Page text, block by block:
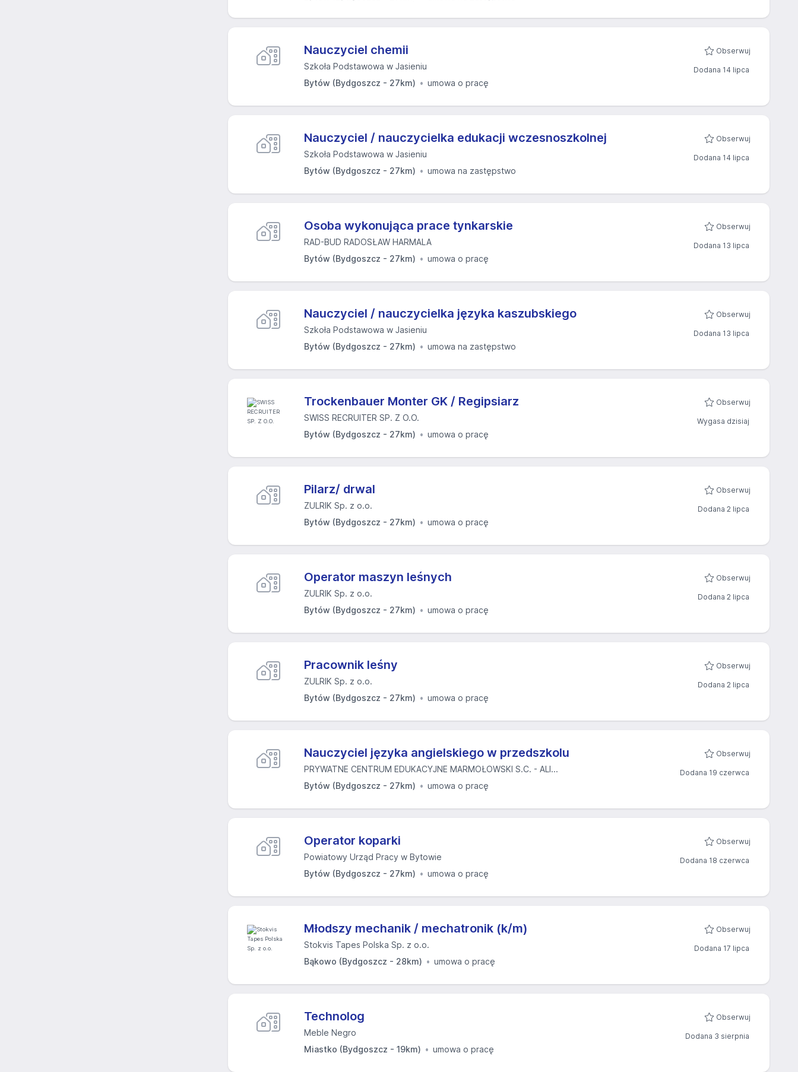
Nauczyciel chemii
Szkoła Podstawowa w Jasieniu
Bytów (Bydgoszcz - 27km)
umowa o pracę
Obserwuj
Dodana 14 lipca
Nauczyciel / nauczycielka edukacji wczesnoszkolnej
Szkoła Podstawowa w Jasieniu
Bytów (Bydgoszcz - 27km)
umowa na zastępstwo
Obserwuj
Dodana 14 lipca
Osoba wykonująca prace tynkarskie
RAD-BUD RADOSŁAW HARMALA
Bytów (Bydgoszcz - 27km)
umowa o pracę
Obserwuj
Dodana 13 lipca
Nauczyciel / nauczycielka języka kaszubskiego
Szkoła Podstawowa w Jasieniu
Bytów (Bydgoszcz - 27km)
umowa na zastępstwo
Obserwuj
Dodana 13 lipca
Trockenbauer Monter GK / Regipsiarz
SWISS RECRUITER SP. Z O.O.
Bytów (Bydgoszcz - 27km)
umowa o pracę
Obserwuj
Wygasa dzisiaj
Pilarz/ drwal
ZULRIK Sp. z o.o.
Bytów (Bydgoszcz - 27km)
umowa o pracę
Obserwuj
Dodana 2 lipca
Operator maszyn leśnych
ZULRIK Sp. z o.o.
Bytów (Bydgoszcz - 27km)
umowa o pracę
Obserwuj
Dodana 2 lipca
Pracownik leśny
ZULRIK Sp. z o.o.
Bytów (Bydgoszcz - 27km)
umowa o pracę
Obserwuj
Dodana 2 lipca
Nauczyciel języka angielskiego w przedszkolu
PRYWATNE CENTRUM EDUKACYJNE MARMOŁOWSKI S.C. - ALI...
Bytów (Bydgoszcz - 27km)
umowa o pracę
Obserwuj
Dodana 19 czerwca
Operator koparki
Powiatowy Urząd Pracy w Bytowie
Bytów (Bydgoszcz - 27km)
umowa o pracę
Obserwuj
Dodana 18 czerwca
Młodszy mechanik / mechatronik (k/m)
Stokvis Tapes Polska Sp. z o.o.
Bąkowo (Bydgoszcz - 28km)
umowa o pracę
Obserwuj
Dodana 17 lipca
Technolog
Meble Negro
Miastko (Bydgoszcz - 19km)
umowa o pracę
Obserwuj
Dodana 3 sierpnia